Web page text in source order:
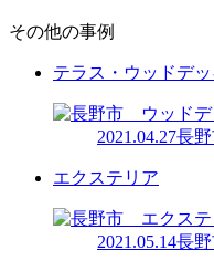
その他の事例
テラス・ウッドデッ
2021.04.27長
エクステリア
2021.05.14長